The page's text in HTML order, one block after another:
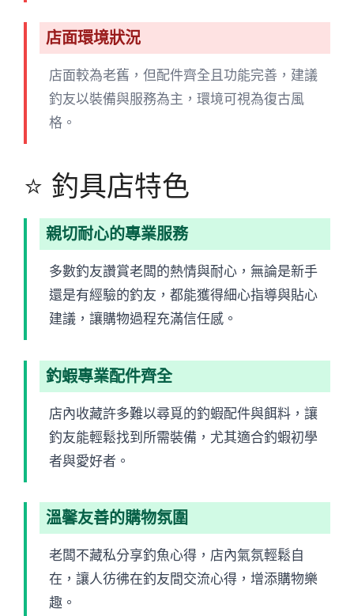
店面環境狀況
店面較為老舊，但配件齊全且功能完善，建議
釣友以裝備與服務為主，環境可視為復古風
格。
⭐ 釣具店特色
親切耐心的專業服務
多數釣友讚賞老闆的熱情與耐心，無論是新手
還是有經驗的釣友，都能獲得細心指導與貼心
建議，讓購物過程充滿信任感。
釣蝦專業配件齊全
店內收藏許多難以尋覓的釣蝦配件與餌料，讓
釣友能輕鬆找到所需裝備，尤其適合釣蝦初學
者與愛好者。
溫馨友善的購物氛圍
老闆不藏私分享釣魚心得，店內氣氛輕鬆自
在，讓人彷彿在釣友間交流心得，增添購物樂
趣。